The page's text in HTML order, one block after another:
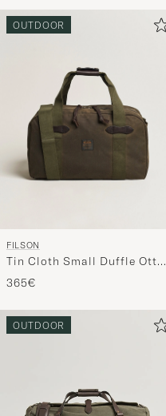
OUTDOOR
FILSON
Tin Cloth Small Duffle Otter
Green
365€
OUTDOOR